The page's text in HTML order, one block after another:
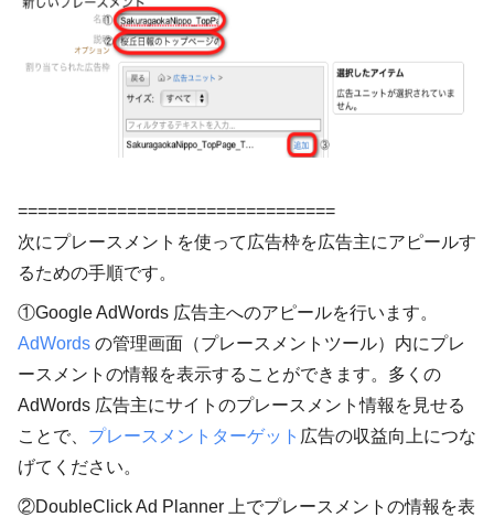
================================
次にプレースメントを使って広告枠を広告主にアピールす
るための手順です。
①Google AdWords 広告主へのアピールを行います。
AdWords の管理画面（プレースメントツール）内にプレ
ースメントの情報を表示することができます。多くの
AdWords 広告主にサイトのプレースメント情報を見せる
ことで、 プレースメントターゲット 広告の収益向上につな
げてください。
②DoubleClick Ad Planner 上でプレースメントの情報を表